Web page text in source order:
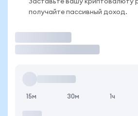
Заставьте вашу криптовалюту
получайте пассивный доход.
15м 30м 1ч